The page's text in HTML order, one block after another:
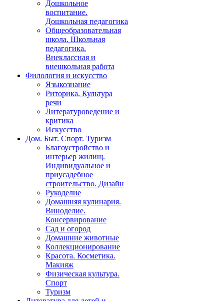
Дошкольное
воспитание.
Дошкольная педагогика
Общеобразовательная
школа. Школьная
педагогика.
Внеклассная и
внешкольная работа
Филология и искусство
Языкознание
Риторика. Культура
речи
Литературоведение и
критика
Искусство
Дом. Быт. Спорт. Туризм
Благоустройство и
интерьер жилищ.
Индивидуальное и
приусадебное
строительство. Дизайн
Рукоделие
Домашняя кулинария.
Виноделие.
Консервирование
Сад и огород
Домашние животные
Коллекционирование
Красота. Косметика.
Макияж
Физическая культура.
Спорт
Туризм